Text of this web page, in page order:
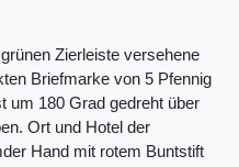
Zierleiste versehene
Briefmarke von 5 Pfennig
um 180 Grad gedreht über
Ort und Hotel der
Hand mit rotem Buntstift